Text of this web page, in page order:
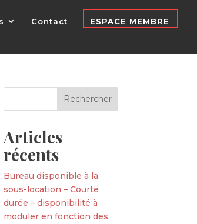
Contact ESPACE MEMBRE
Articles
récents
Bureau disponible à la
sous-location – Courte
durée – disponibilité à
moduler en fonction des